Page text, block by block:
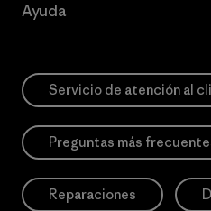
Ayuda
Servicio de atención al
Preguntas más
Reparaciones